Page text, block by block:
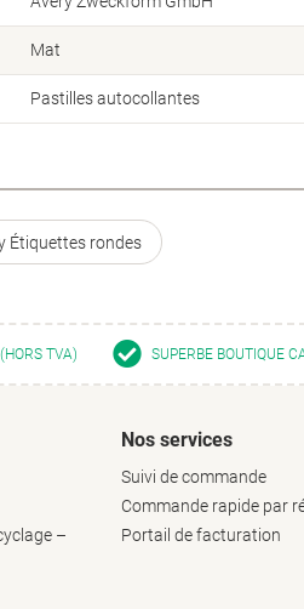
Mat
Pastilles autocollantes
Étiquettes rondes
TVA) SUPERBE BOUTIQUE
–
Nos services
Suivi de commande
Commande rapide par
Portail de facturation